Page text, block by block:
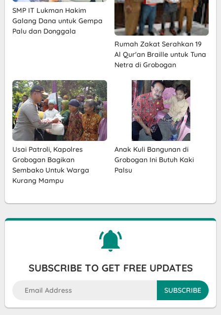
SMP IT Lukman Hakim
Galang Dana untuk Gempa
Palu dan Donggala
Rumah Zakat Serahkan 19
Al Qur'an Braille untuk Tuna
Netra di Grobogan
Usai Patroli, Kapolres
Grobogan Bagikan
Sembako Untuk Warga
Kurang Mampu
Anak Kuli Bangunan di
Grobogan Ini Butuh Kaki
Palsu
SUBSCRIBE TO GET FREE UPDATES